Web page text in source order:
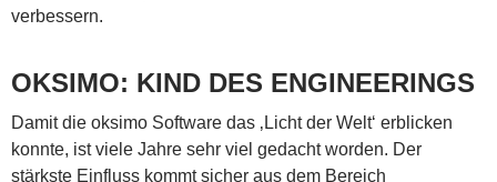
verbessern.
OKSIMO: KIND DES ENGINEERINGS
Damit die oksimo Software das ‚Licht der Welt‘ erblicken
konnte, ist viele Jahre sehr viel gedacht worden. Der
stärkste Einfluss kommt sicher aus dem Bereich